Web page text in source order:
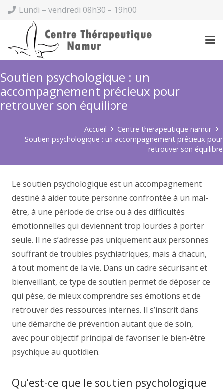
Lundi – vendredi 08h30 – 19h00
Soutien psychologique : un
accompagnement précieux pour
retrouver son équilibre
Accueil
Centre therapeutique namur
Soutien psychologique : un accompagnement précieux pour
retrouver son équilibre
Le soutien psychologique est un accompagnement
destiné à aider toute personne confrontée à un mal-
être, à une période de crise ou à des difficultés
émotionnelles qui deviennent trop lourdes à porter
seule. Il ne s’adresse pas uniquement aux personnes
souffrant de troubles psychiatriques, mais à chacun,
à tout moment de la vie. Dans un cadre sécurisant et
bienveillant, ce type de soutien permet de déposer ce
qui pèse, de mieux comprendre ses émotions et de
retrouver des ressources internes. Il s’inscrit dans
une démarche de prévention autant que de soin,
avec pour objectif principal de favoriser le bien-être
psychique au quotidien.
Qu’est-ce que le soutien psychologique